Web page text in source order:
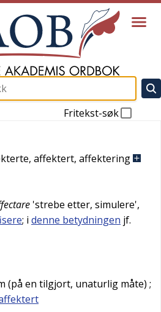
Fritekst-søk
, affektert, affektering
'strebe etter, simulere',
; i denne betydningen jf.
(på en tilgjort, unaturlig måte) ;